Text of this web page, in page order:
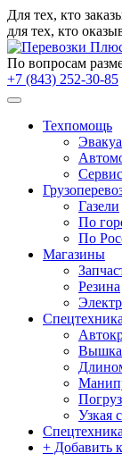
Для тех, кто
для тех, кто
По вопросам
+7 (843) 252-30-85
Техпомощь
Газели
По
По
Магазины
Резина
Вышка
Узкая
+ Добавить